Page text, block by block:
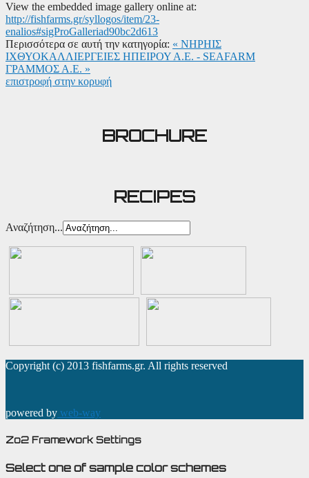
View the embedded image gallery online at:
http://fishfarms.gr/syllogos/item/23-
enalios#sigProGalleriad90bc2d613
Περισσότερα σε αυτή την κατηγορία: « ΝΗΡΗΙΣ
ΙΧΘΥΟΚΑΛΛΙΕΡΓΕΙΕΣ ΗΠΕΙΡΟΥ Α.Ε. - SEAFARM
ΓΡΑΜΜΟΣ Α.Ε. »
επιστροφή στην κορυφή
BROCHURE
RECIPES
Αναζήτηση...
Copyright (c) 2013 fishfarms.gr. All rights reserved
powered by web-way
Zo2 Framework Settings
Select one of sample color schemes